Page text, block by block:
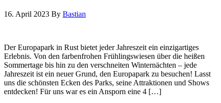
16. April 2023 By Bastian
Der Europapark in Rust bietet jeder Jahreszeit ein einzigartiges
Erlebnis. Von den farbenfrohen Frühlingswiesen über die heißen
Sommertage bis hin zu den verschneiten Winternächten – jede
Jahreszeit ist ein neuer Grund, den Europapark zu besuchen! Lasst
uns die schönsten Ecken des Parks, seine Attraktionen und Shows
entdecken! Für uns war es ein Ansporn eine 4 […]